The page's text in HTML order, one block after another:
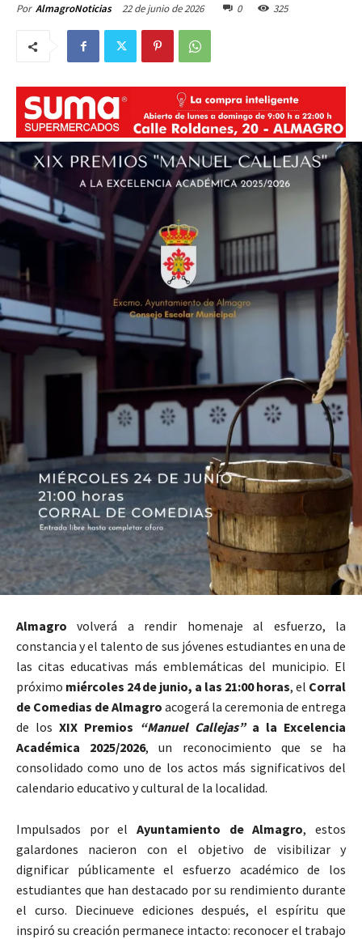
Por AlmagroNoticias 22 de junio de 2026 0 325
Almagro volverá a rendir homenaje al esfuerzo, la
constancia y el talento de sus jóvenes estudiantes en una de
las citas educativas más emblemáticas del municipio. El
próximo miércoles 24 de junio, a las 21:00 horas, el Corral
de Comedias de Almagro acogerá la ceremonia de entrega
de los XIX Premios “Manuel Callejas”a la Excelencia
Académica 2025/2026, un reconocimiento que se ha
consolidado como uno de los actos más significativos del
calendario educativo y cultural de la localidad.
Impulsados por el Ayuntamiento de Almagro, estos
galardones nacieron con el objetivo de visibilizar y
dignificar públicamente el esfuerzo académico de los
estudiantes que han destacado por su rendimiento durante
el curso. Diecinueve ediciones después, el espíritu que
inspiró su creación permanece intacto: reconocer el trabajo